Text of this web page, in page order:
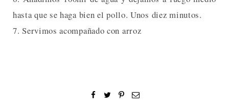
hasta que se haga bien el pollo. Unos diez minutos.
7. Servimos acompañado con arroz